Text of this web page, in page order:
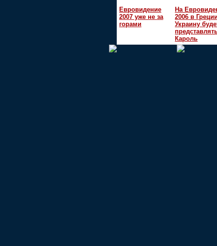
Евровидение
2007 уже не за
горами
На
2006 в
Украину
Кароль